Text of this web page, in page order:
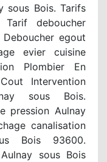
sous Bois. Tarifs
deboucher
egout
evier cuisine
Plombier En
Intervention
sous Bois.
pression Aulnay
canalisation
Bois 93600.
sous Bois